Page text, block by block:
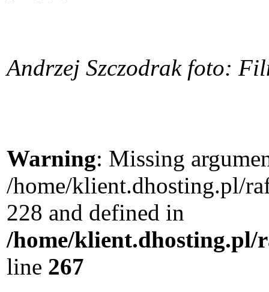
Andrzej Szczodrak foto:
Warning: Missing
/home/klient.dhosting.pl/
228 and defined in
/home/klient.dhosting.pl/
line 267